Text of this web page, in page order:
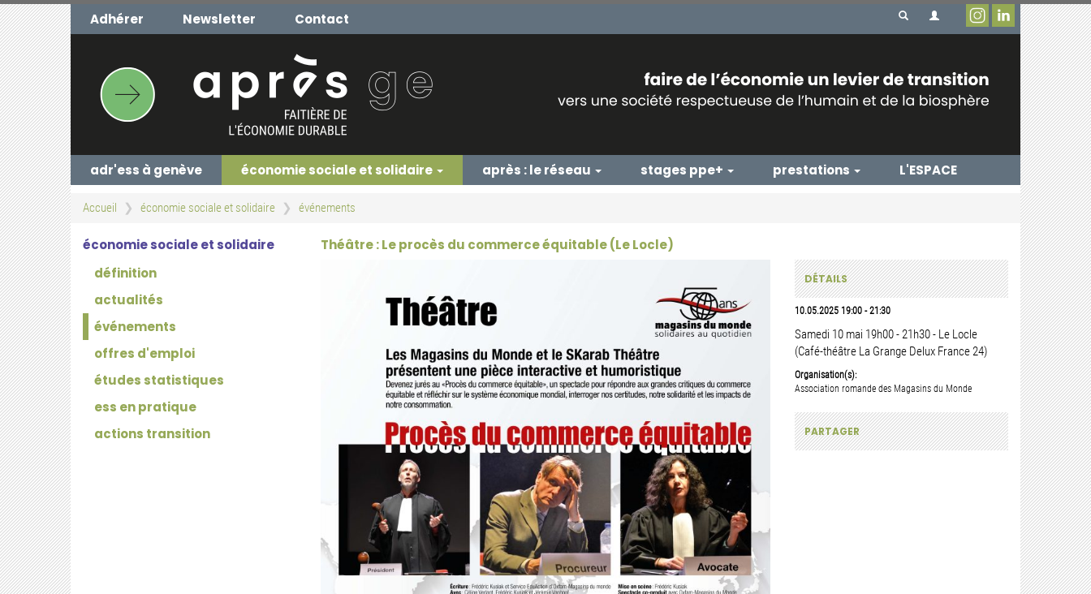
Aller
au
contenu
principal
Adhérer Newsletter Contact
adr'ess à genève économie sociale et solidaire après : le réseau stages ppe+ prestations L'ESPACE
Accueil économie sociale et solidaire événements
économie sociale et solidaire
définition
actualités
événements
offres d'emploi
études statistiques
ess en pratique
actions transition
Théâtre : Le procès du commerce équitable (Le Locle)
DÉTAILS
10.05.2025 19:00 -21:30
Samedi 10 mai 19h00 - 21h30 - Le Locle
(Café-théâtre La Grange Delux France 24)
Organisation(s):
Association romande des Magasins du Monde
PARTAGER